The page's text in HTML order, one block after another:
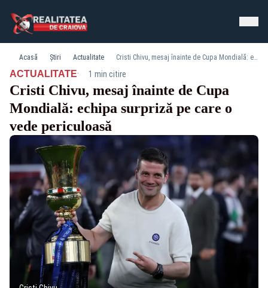
Acasă Știri Actualitate Cristi Chivu, mesaj înainte de Cupa Mondială: echipa surpriză pe care o vede periculoasă
ACTUALITATE· 1 min citire
Cristi Chivu, mesaj înainte de Cupa
Mondială: echipa surpriză pe care o
vede periculoasă